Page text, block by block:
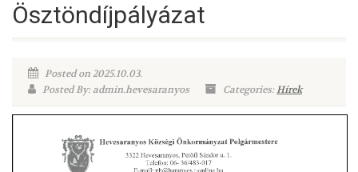
Ösztöndíjpályázat
Posted on 2025.10.03.
Posted By: admin.hevesaranyos
Categories:Hírek